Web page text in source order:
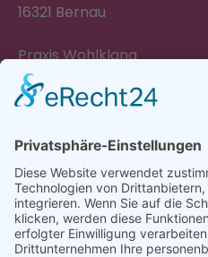
16321 Bernau
Praxis Wohlklang
Berliner Straße 43
16321 Bernau
Termine nach Vereinbarung
0152 - 54 70 17 52
SOCIAL MEDIA